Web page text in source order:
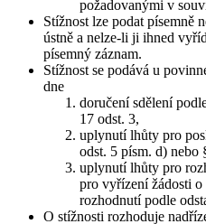
požadovanými v
Stížnost lze podat písemně
ústně a nelze-li ji ihned
písemný záznam.
Stížnost se podává u
dne
doručení sdělení
17 odst. 3,
uplynutí lhůty pro
odst. 5 písm. d) nebo
uplynutí lhůty pro
pro vyřízení žádosti o
rozhodnutí podle
O stížnosti rozhoduje